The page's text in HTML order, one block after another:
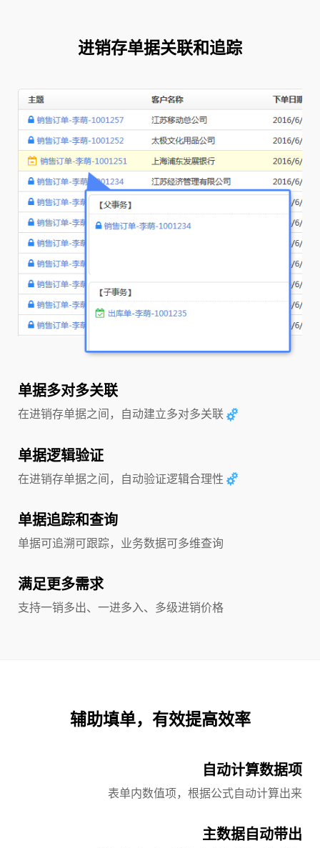
进销存单据关联和追踪
单据多对多关联
在进销存单据之间，自动建立多对多关联
单据逻辑验证
在进销存单据之间，自动验证逻辑合理性
单据追踪和查询
单据可追溯可跟踪，业务数据可多维查询
满足更多需求
支持一销多出、一进多入、多级进销价格
辅助填单，有效提高效率
自动计算数据项
表单内数值项，根据公式自动计算出来
主数据自动带出